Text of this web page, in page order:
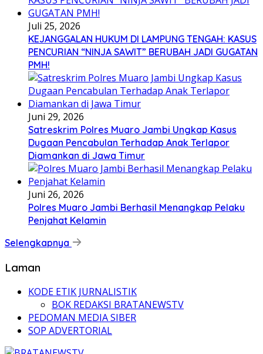
Juli 25, 2026
KEJANGGALAN HUKUM DI LAMPUNG TENGAH: KASUS
PENCURIAN “NINJA SAWIT” BERUBAH JADI GUGATAN
PMH!
Juni 29, 2026
Satreskrim Polres Muaro Jambi Ungkap Kasus
Dugaan Pencabulan Terhadap Anak Terlapor
Diamankan di Jawa Timur
Juni 26, 2026
Polres Muaro Jambi Berhasil Menangkap Pelaku
Penjahat Kelamin
Selengkapnya
Laman
KODE ETIK JURNALISTIK
BOK REDAKSI BRATANEWSTV
PEDOMAN MEDIA SIBER
SOP ADVERTORIAL